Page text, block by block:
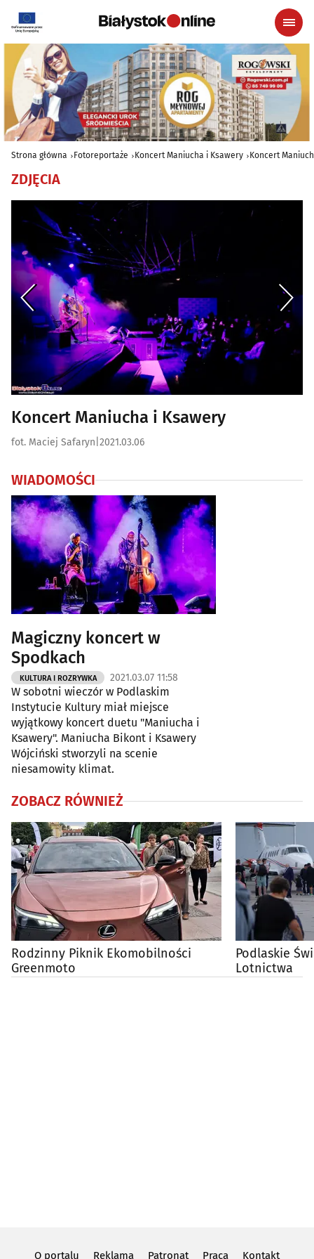
Strona główna Fotoreportaże Koncert Maniucha i Ksawery Koncert
ZDJĘCIA
Koncert Maniucha i Ksawery
fot. Maciej Safaryn 2021.03.06
WIADOMOŚCI
Magiczny koncert w
Spodkach
KULTURA I ROZRYWKA 2021.03.07 11:58
W sobotni wieczór w Podlaskim
Instytucie Kultury miał miejsce
wyjątkowy koncert duetu "Maniucha i
Ksawery". Maniucha Bikont i Ksawery
Wójciński stworzyli na scenie
niesamowity klimat.
ZOBACZ RÓWNIEŻ
Rodzinny Piknik Ekomobilności
Greenmoto
Podlaskie
Lotnictwa
O portalu Reklama Patronat Praca Kontakt